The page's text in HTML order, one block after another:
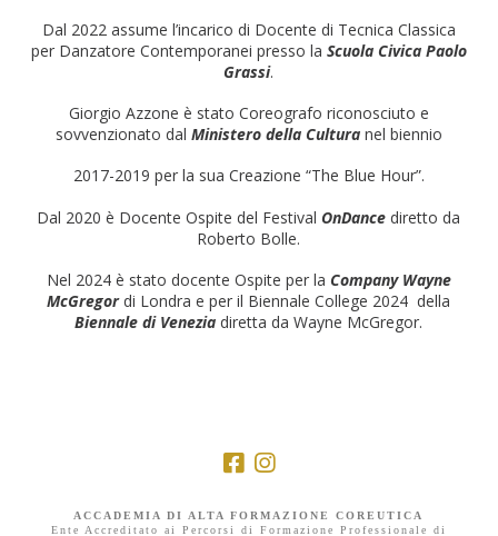
Dal 2022 assume l’incarico di Docente di Tecnica Classica
per Danzatore Contemporanei presso la Scuola Civica Paolo
Grassi.
Giorgio Azzone è stato Coreografo riconosciuto e
sovvenzionato dal Ministero della Cultura nel biennio
2017-2019 per la sua Creazione “The Blue Hour”.
Dal 2020 è Docente Ospite del FestivalOnDancediretto da
Roberto Bolle.
Nel 2024 è stato docente Ospite per la Company Wayne
McGregordi Londra e per il Biennale College 2024 della
Biennale di Venezia diretta da Wayne McGregor.
ACCADEMIA DI ALTA FORMAZIONE COREUTICA
Ente Accreditato ai Percorsi di Formazione Professionale di